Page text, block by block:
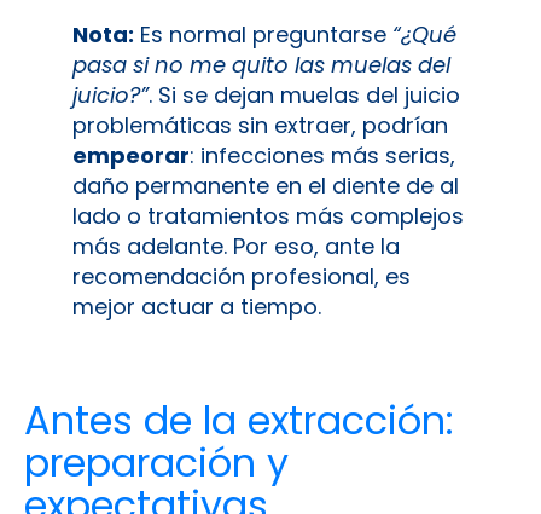
Nota: Es normal preguntarse “¿Qué
pasa si no me quito las muelas del
juicio?”. Si se dejan muelas del juicio
problemáticas sin extraer, podrían
empeorar: infecciones más serias,
daño permanente en el diente de al
lado o tratamientos más complejos
más adelante. Por eso, ante la
recomendación profesional, es
mejor actuar a tiempo.
Antes de la extracción:
preparación y